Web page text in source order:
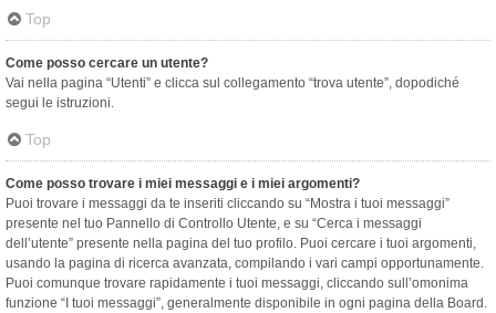
Top
Come posso cercare un utente?
Vai nella pagina “Utenti” e clicca sul collegamento “trova utente”, dopodiché
segui le istruzioni.
Top
Come posso trovare i miei messaggi e i miei argomenti?
Puoi trovare i messaggi da te inseriti cliccando su “Mostra i tuoi messaggi”
presente nel tuo Pannello di Controllo Utente, e su “Cerca i messaggi
dell’utente” presente nella pagina del tuo profilo. Puoi cercare i tuoi argomenti,
usando la pagina di ricerca avanzata, compilando i vari campi opportunamente.
Puoi comunque trovare rapidamente i tuoi messaggi, cliccando sull’omonima
funzione “I tuoi messaggi”, generalmente disponibile in ogni pagina della Board.